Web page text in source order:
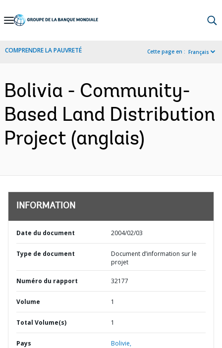
Skip
Navigation
COMPRENDRE LA PAUVRETÉ Cette page en : Français
Bolivia - Community-
Based Land Distribution
Project (anglais)
INFORMATION
Date du document 2004/02/03
Type de document
Document d’information sur le
projet
Numéro du rapport 32177
Volume 1
Total Volume(s) 1
Pays Bolivie,